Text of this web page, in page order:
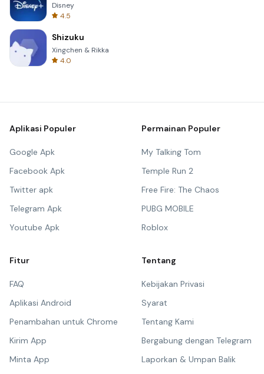
Disney
4.5
Shizuku
Xingchen & Rikka
4.0
Aplikasi Populer
Google Apk
Facebook Apk
Twitter apk
Telegram Apk
Youtube Apk
Permainan Populer
My Talking Tom
Temple Run 2
Free Fire: The Chaos
PUBG MOBILE
Roblox
Fitur
FAQ
Aplikasi Android
Penambahan untuk Chrome
Kirim App
Minta App
Tentang
Kebijakan Privasi
Syarat
Tentang Kami
Bergabung dengan Telegram
Laporkan & Umpan Balik